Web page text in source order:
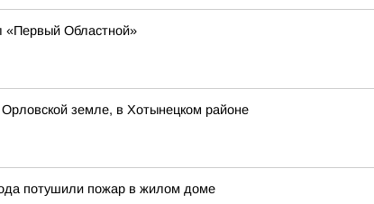
«Первый Областной»
земле, в Хотынецком районе
потушили пожар в жилом доме